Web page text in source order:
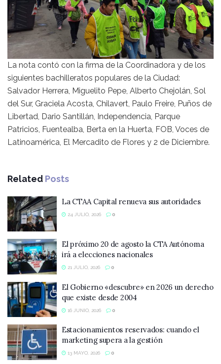
La nota contó con la firma de la Coordinadora y de los
siguientes bachilleratos populares de la Ciudad:
Salvador Herrera, Miguelito Pepe, Alberto Chejolán, Sol
del Sur, Graciela Acosta, Chilavert, Paulo Freire, Puños de
Libertad, Dario Santillán, Independencia, Parque
Patricios, Fuentealba, Berta en la Huerta, FOB, Voces de
Latinoamérica, El Mercadito de Flores y 2 de Diciembre.
Related Posts
La CTAA Capital renueva sus autoridades
24 JULIO, 2026 0
El próximo 20 de agosto la CTA Autónoma
irá a elecciones nacionales
21 JULIO, 2026 0
El Gobierno «descubre» en 2026 un derecho
que existe desde 2004
16 JUNIO, 2026 0
Estacionamientos reservados: cuando el
marketing supera a la gestión
13 MAYO, 2026 0